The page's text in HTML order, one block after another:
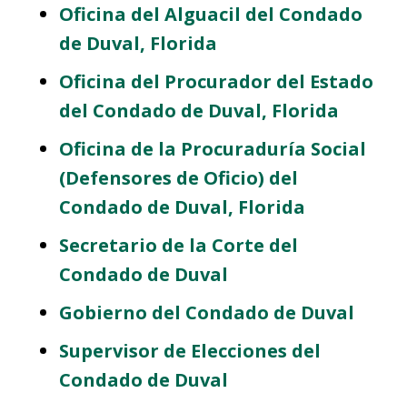
Oficina del Alguacil del Condado
de Duval, Florida
Oficina del Procurador del Estado
del Condado de Duval, Florida
Oficina de la Procuraduría Social
(Defensores de Oficio) del
Condado de Duval, Florida
Secretario de la Corte del
Condado de Duval
Gobierno del Condado de Duval
Supervisor de Elecciones del
Condado de Duval